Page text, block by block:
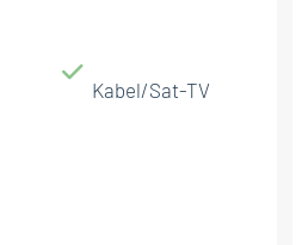
Kabel/Sat-TV